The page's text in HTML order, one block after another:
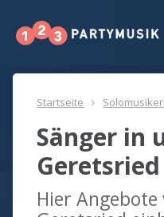
Startseite Solomusiker
Sänger in
Geretsried
Hier